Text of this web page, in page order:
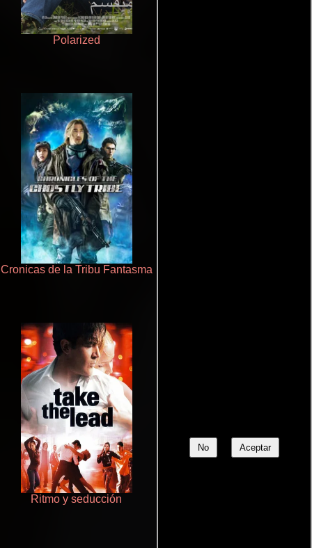
No Aceptar
Polarized
Cronicas de la Tribu Fantasma
Ritmo y seducción